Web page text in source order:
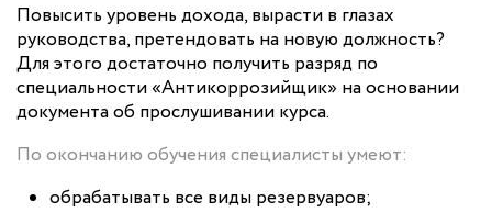
Повысить уровень дохода, вырасти в глазах
руководства, претендовать на новую должность?
Для этого достаточно получить разряд по
специальности «Антикоррозийщик» на основании
документа об прослушивании курса.
По окончанию обучения специалисты умеют:
обрабатывать все виды резервуаров;